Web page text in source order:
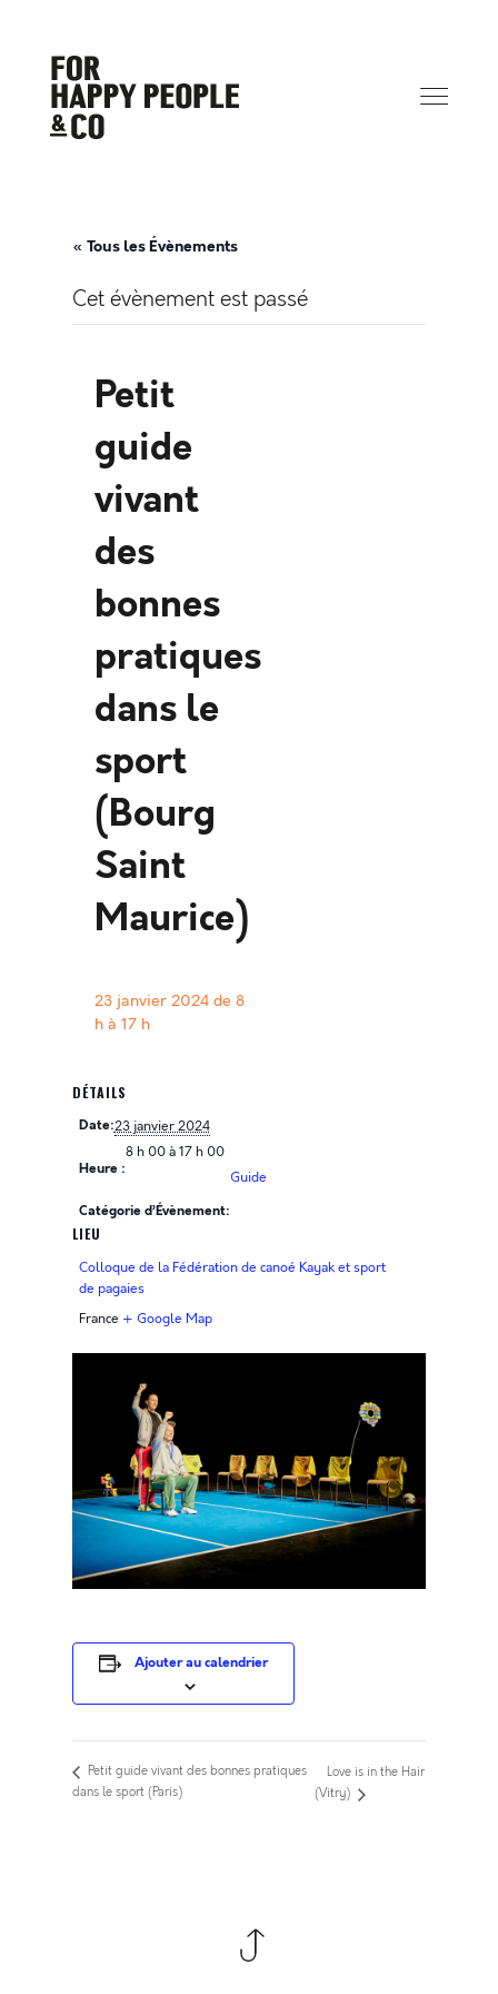
« Tous les Évènements
Cet évènement est passé
Petit
guide
vivant
des
bonnes
pratiques
dans le
sport
(Bourg
Saint
Maurice)
23 janvier 2024 de 8
hà 17 h
DÉTAILS
Date:23 janvier 2024
Heure :
8 h 00 à 17 h 00
Catégorie d’Évènement:
Guide
LIEU
Colloque de la Fédération de canoé Kayak et sport
de pagaies
France + Google Map
Ajouter au calendrier
Petit guide vivant des bonnes pratiques
dans le sport (Paris)
Love is in the Hair
(Vitry)